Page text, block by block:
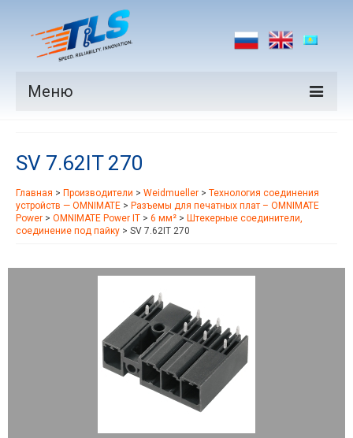
Меню
Производители
Рынки
Новости
SV 7.62IT 270
Главная > Производители > Weidmueller > Технология соединения
устройств — OMNIMATE > Разъемы для печатных плат – OMNIMATE
Power > OMNIMATE Power IT > 6 мм² > Штекерные соединители,
соединение под пайку > SV 7.62IT 270